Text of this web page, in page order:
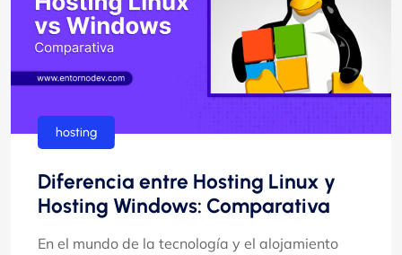
hosting
Diferencia entre Hosting Linux y
Hosting Windows: Comparativa
En el mundo de la tecnología y el alojamiento